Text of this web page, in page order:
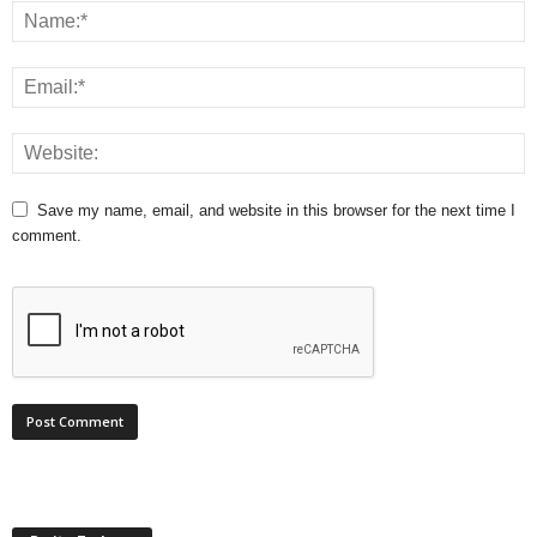
Save my name, email, and website in this browser for the next time I
comment.